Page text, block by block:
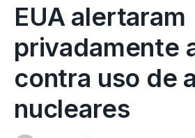
EUA alertaram
privadamente
contra uso de
nucleares